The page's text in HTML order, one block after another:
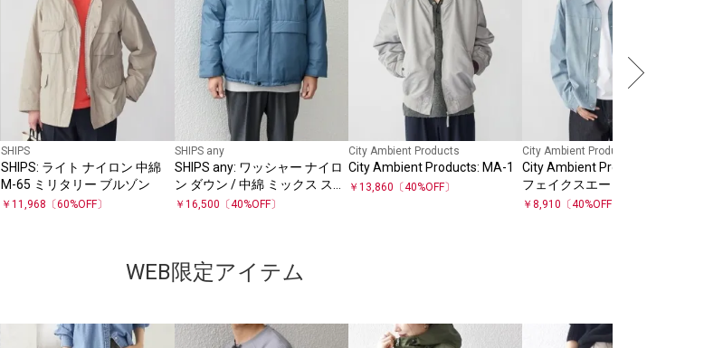
SHIPS
SHIPS: ライト ナイロン 中綿
M-65 ミリタリー ブルゾン
￥ 11,968 〔60%OFF〕
SHIPS any
SHIPS any: ワッシャー ナイロ
ン ダウン / 中綿 ミックス スピ
ンドル スタンド ブルゾン◇
￥ 16,500 〔40%OFF〕
City Ambient Products
City Ambient Products: MA-1
￥ 13,860 〔40%OFF〕
City Ambient Products
City Ambient Products: テック
フェイクスエード(ポリエステ
ル) G-JACKET
￥ 8,910 〔40%OFF〕
WEB限定アイテム